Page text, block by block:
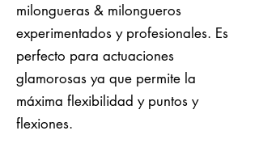
milongueras & milongueros
experimentados y profesionales. Es
perfecto para actuaciones
glamorosas ya que permite la
máxima flexibilidad y puntos y
flexiones.